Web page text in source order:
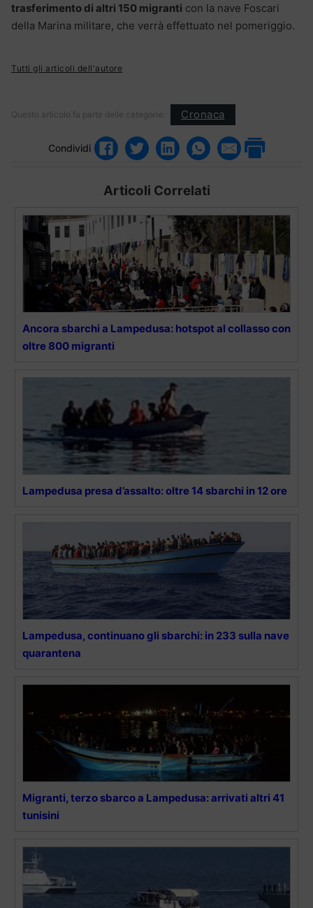
trasferimento di altri 150 migranti con la nave Foscari
della Marina militare, che verrà effettuato nel pomeriggio.
Tutti gli articoli dell'autore
Questo articolo fa parte delle categorie: Cronaca
Condividi
Articoli Correlati
Ancora sbarchi a Lampedusa: hotspot al collasso con
oltre 800 migranti
Lampedusa presa d’assalto: oltre 14 sbarchi in 12 ore
Lampedusa, continuano gli sbarchi: in 233 sulla nave
quarantena
Migranti, terzo sbarco a Lampedusa: arrivati altri 41
tunisini